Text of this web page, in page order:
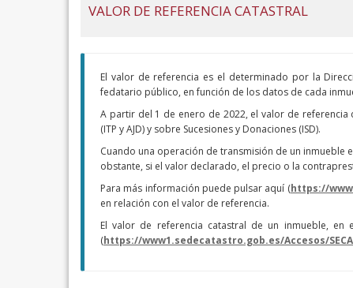
VALOR DE REFERENCIA CATASTRAL
El valor de referencia es el determinado por la
fedatario público, en función de los datos de cada
A partir del 1 de enero de 2022, el valor de
(ITP y AJD) y sobre Sucesiones y Donaciones (ISD).
Cuando una operación de transmisión de un
obstante, si el valor declarado, el precio o la
Para más información puede pulsar aquí (https://
en relación con el valor de referencia.
El valor de referencia catastral de un inmueble,
(https://www1.sedecatastro.gob.es/Accesos/